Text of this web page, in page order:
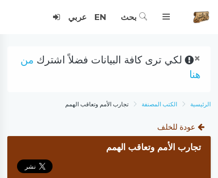
بحث EN عربي
× لكي ترى كافة البيانات فضلاً اشترك من
هنا
الرئيسية الكتب المصنفة تجارب الأمم وتعاقب الهمم
عودة للخلف
تجارب الأمم وتعاقب الهمم